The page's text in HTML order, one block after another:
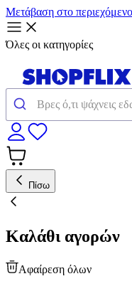
Μετάβαση στο περιεχόμενο
Όλες οι κατηγορίες
Πίσω
Καλάθι αγορών
Αφαίρεση όλων